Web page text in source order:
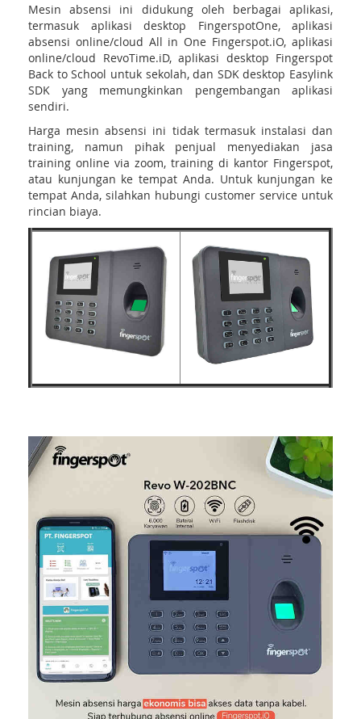
Mesin absensi ini didukung oleh berbagai aplikasi,
termasuk aplikasi desktop FingerspotOne, aplikasi
absensi online/cloud All in One Fingerspot.iO, aplikasi
online/cloud RevoTime.iD, aplikasi desktop Fingerspot
Back to School untuk sekolah, dan SDK desktop Easylink
SDK yang memungkinkan pengembangan aplikasi
sendiri.
Harga mesin absensi ini tidak termasuk instalasi dan
training, namun pihak penjual menyediakan jasa
training online via zoom, training di kantor Fingerspot,
atau kunjungan ke tempat Anda. Untuk kunjungan ke
tempat Anda, silahkan hubungi customer service untuk
rincian biaya.